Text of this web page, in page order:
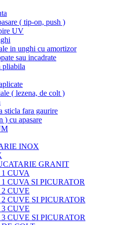
( tip-on, push )
UV
in unghi cu amortizor
sau incadrate
pliabila
( lezena, de colt )
sticla fara gaurire
) cu apasare
INOX
GRANIT
CUVA
CUVA SI PICURATOR
CUVE
CUVE SI PICURATOR
CUVE
CUVE SI PICURATOR